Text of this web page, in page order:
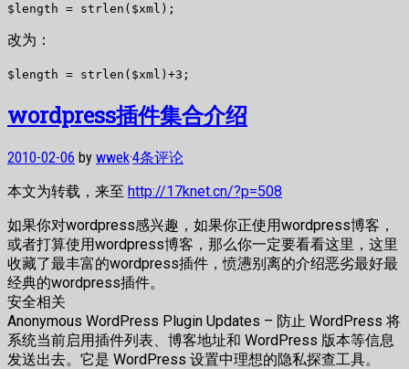
$length = strlen($xml);
改为：
$length = strlen($xml)+3;
wordpress插件集合介绍
2010-02-06 by wwek·4条评论
本文为转载，来至 http://17knet.cn/?p=508
如果你对wordpress感兴趣，如果你正使用wordpress博客，
或者打算使用wordpress博客，那么你一定要看看这里，这里
收藏了最丰富的wordpress插件，愤懑别离的介绍恶劣最好最
经典的wordpress插件。
安全相关
Anonymous WordPress Plugin Updates – 防止 WordPress 将
系统当前启用插件列表、博客地址和 WordPress 版本等信息
发送出去。它是 WordPress 设置中理想的隐私探查工具。